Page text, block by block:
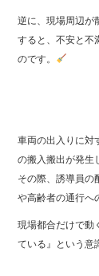
逆に、現場周辺が
すると、不安と不
のです。
車両の出入りに対
の搬入搬出が発生
その際、誘導員の
や高齢者の通行へ
現場都合だけで動
ている』という意